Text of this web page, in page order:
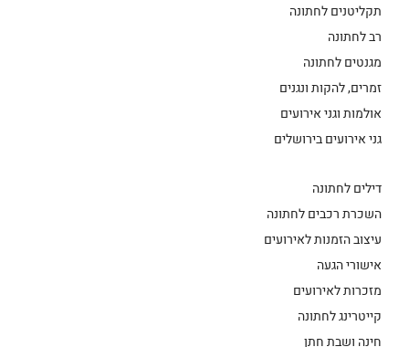
תקליטנים לחתונה
רב לחתונה
מגנטים לחתונה
זמרים, להקות ונגנים
אולמות וגני אירועים
גני אירועים בירושלים
דילים לחתונה
השכרת רכבים לחתונה
עיצוב הזמנות לאירועים
אישורי הגעה
מזכרות לאירועים
קייטרינג לחתונה
חינה ושבת חתן